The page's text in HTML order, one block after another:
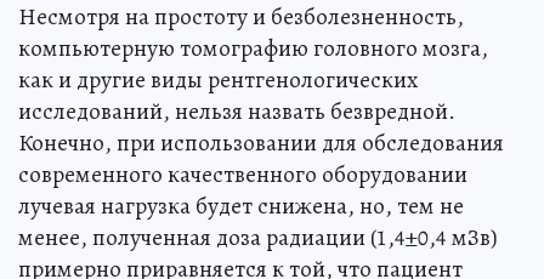
Несмотря на простоту и безболезненность,
компьютерную томографию головного мозга,
как и другие виды рентгенологических
исследований, нельзя назвать безвредной.
Конечно, при использовании для обследования
современного качественного оборудовании
лучевая нагрузка будет снижена, но, тем не
менее, полученная доза радиации (1,4±0,4 мЗв)
примерно приравняется к той, что пациент